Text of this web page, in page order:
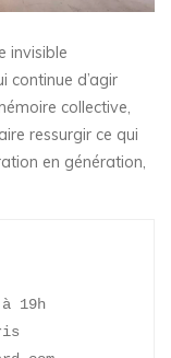
invisible
continue d’agir
collective,
ressurgir ce qui
en génération,
19h